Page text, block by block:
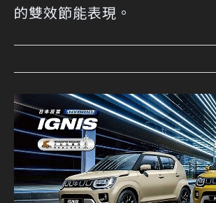
的雙效節能表現。